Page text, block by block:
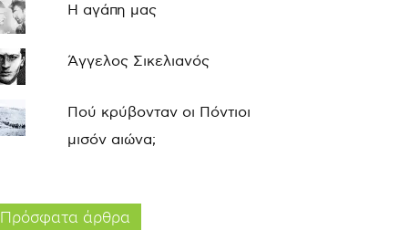
Η αγάπη μας
Άγγελος Σικελιανός
Πού κρύβονταν οι Πόντιοι
μισόν αιώνα;
Πρόσφατα άρθρα